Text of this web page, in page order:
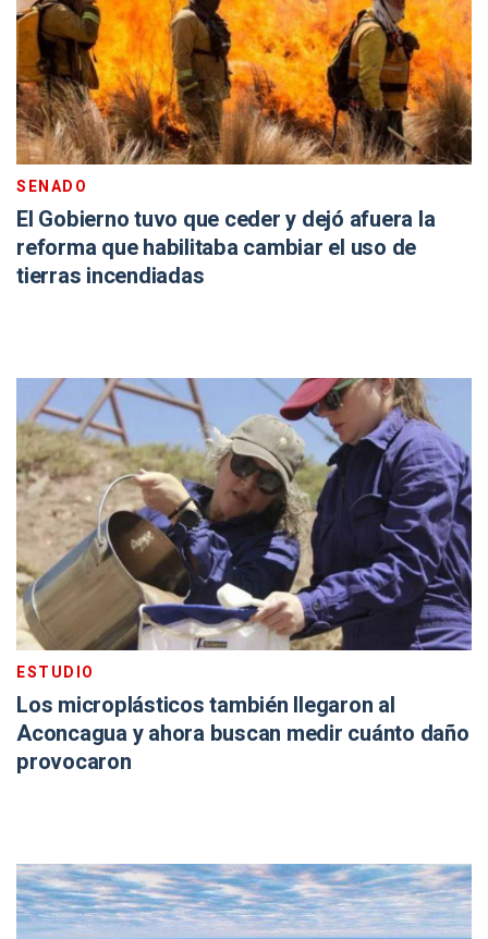
SENADO
El Gobierno tuvo que ceder y dejó afuera la
reforma que habilitaba cambiar el uso de
tierras incendiadas
ESTUDIO
Los microplásticos también llegaron al
Aconcagua y ahora buscan medir cuánto daño
provocaron